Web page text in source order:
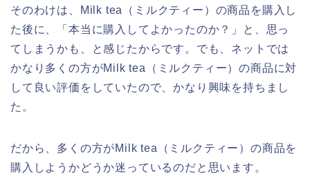
そのわけは、Milk tea（ミルクティー）の商品を購入し
た後に、「本当に購入してよかったのか？」と、思っ
てしまうかも、と感じたからです。でも、ネットでは
かなり多くの方がMilk tea（ミルクティー）の商品に対
して良い評価をしていたので、かなり興味を持ちまし
た。
だから、多くの方がMilk tea（ミルクティー）の商品を
購入しようかどうか迷っているのだと思います。